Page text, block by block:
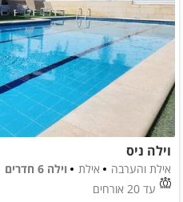
וילה ניס
אילת והערבה אילת
וילה 6 חדרים
עד 20 אורחים